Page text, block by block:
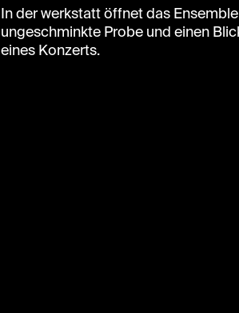
In der werkstatt öffnet das
ungeschminkte Probe und einen
eines Konzerts.